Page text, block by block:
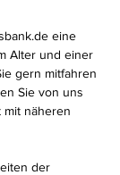
eine
Alter und einer
gern mitfahren
Sie von uns
näheren
der